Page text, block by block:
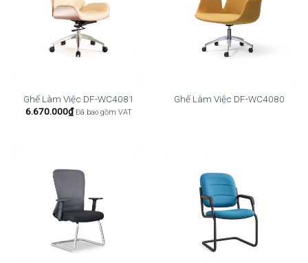
Ghế Làm Việc DF-WC4081
6.670.000₫ Đã bao gồm VAT
Ghế Làm Việc DF-WC4080